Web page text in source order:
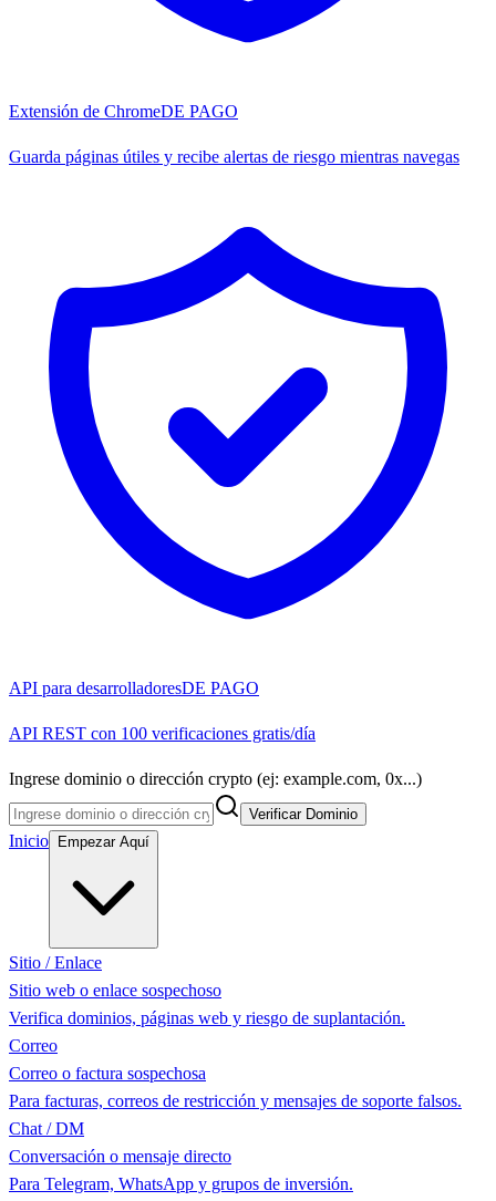
Extensión de ChromeDE PAGO
Guarda páginas útiles y recibe alertas de riesgo mientras navegas
API para desarrolladoresDE PAGO
API REST con 100 verificaciones gratis/día
Ingrese dominio o dirección crypto (ej: example.com, 0x...)
Verificar Dominio
Inicio Empezar Aquí
Sitio / Enlace
Sitio web o enlace sospechoso
Verifica dominios, páginas web y riesgo de suplantación.
Correo
Correo o factura sospechosa
Para facturas, correos de restricción y mensajes de soporte falsos.
Chat / DM
Conversación o mensaje directo
Para Telegram, WhatsApp y grupos de inversión.